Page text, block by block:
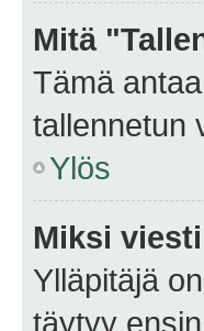
Mitä
Tämä
tallennetun
Ylös
Miksi
Ylläpitäjä
täytyy